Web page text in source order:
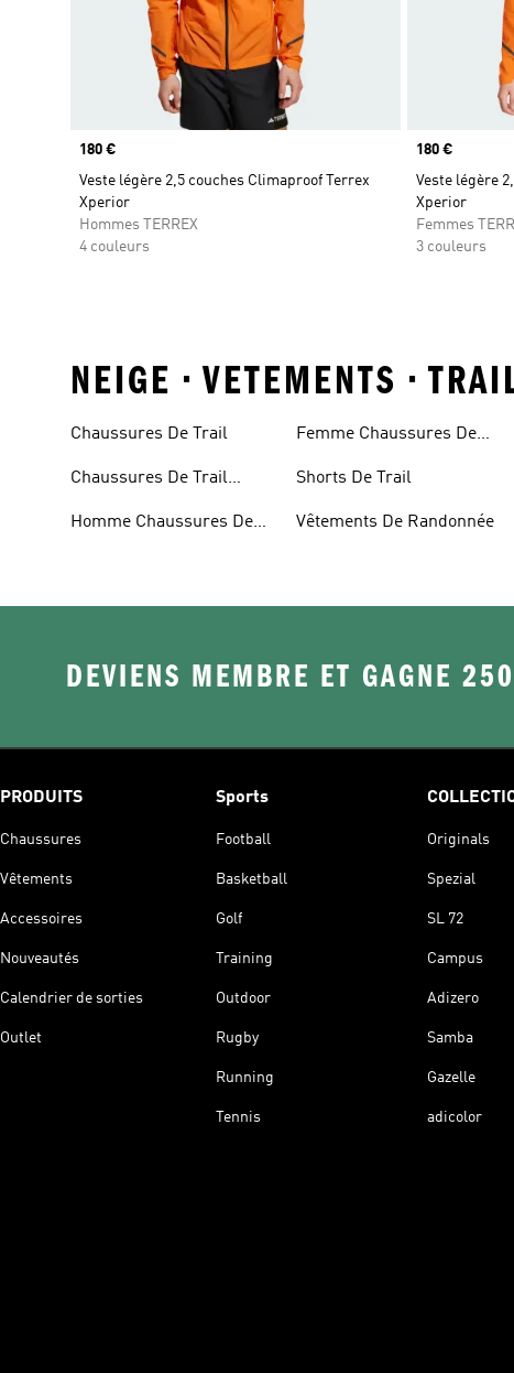
Prix
180 €
Veste légère 2,5 couches Climaproof Terrex
Xperior
Hommes TERREX
4 couleurs
Prix
180 €
Veste légère
Xperior
Femmes
3 couleurs
NEIGE • VETEMENTS •
Chaussures De Trail
Chaussures De Trail
Homme Chaussures De
Femme Chaussures De
Shorts De Trail
Vêtements De Randonnée
DEVIENS MEMBRE ET GAGNE
PRODUITS
Chaussures
Vêtements
Accessoires
Nouveautés
Calendrier de sorties
Outlet
Sports
Football
Basketball
Golf
Training
Outdoor
Rugby
Running
Tennis
Originals
Spezial
SL 72
Campus
Adizero
Samba
Gazelle
adicolor